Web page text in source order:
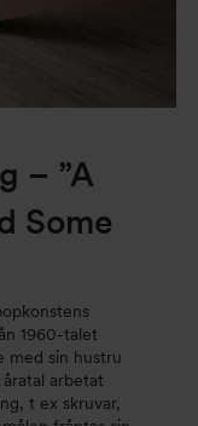
– ”A
Some
1960-talet
med sin hustru
arbetat
t ex skruvar,